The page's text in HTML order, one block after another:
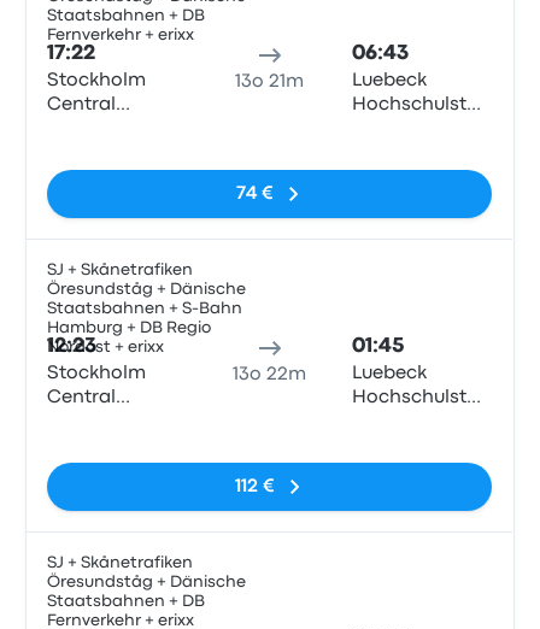
Staatsbahnen + DB
Fernverkehr + erixx
17:22
Stockholm
Central
13o 21m
06:43
Luebeck
Hochschulstadtteil
74 €
SJ + Skånetrafiken
Öresundståg + Dänische
Staatsbahnen + S-Bahn
Hamburg + DB Regio
Nordost + erixx
12:23
Stockholm
Central
13o 22m
01:45
Luebeck
Hochschulstadtteil
112 €
SJ + Skånetrafiken
Öresundståg + Dänische
Staatsbahnen + DB
Fernverkehr + erixx